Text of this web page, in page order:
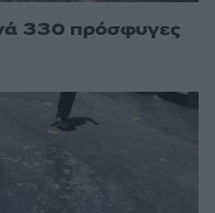
330 πρόσφυγες